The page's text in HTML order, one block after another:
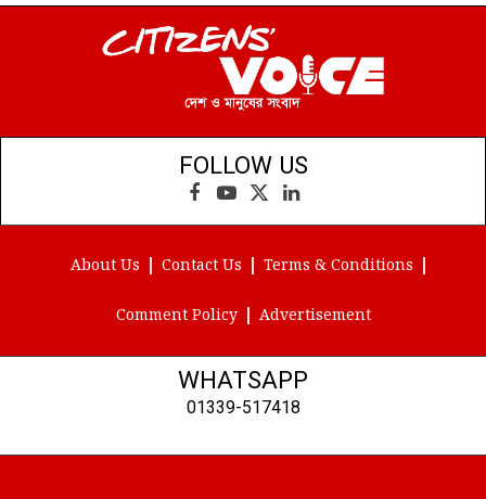
FOLLOW US
Facebook
YouTube
X
(Twitter)
LinkedIn
About Us Contact Us Terms & Conditions
Comment Policy Advertisement
WHATSAPP
01339-517418